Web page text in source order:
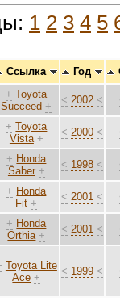
1 2 3 4 5
Ссылка Год
+ Toyota
Succeed +
< 2002 <
+ Toyota
Vista +
< 2000 <
+ Honda
Saber +
< 1998 <
+ Honda
Fit +
< 2001 <
+ Honda
Orthia +
< 2001 <
Toyota Lite
Ace +
< 1999 <